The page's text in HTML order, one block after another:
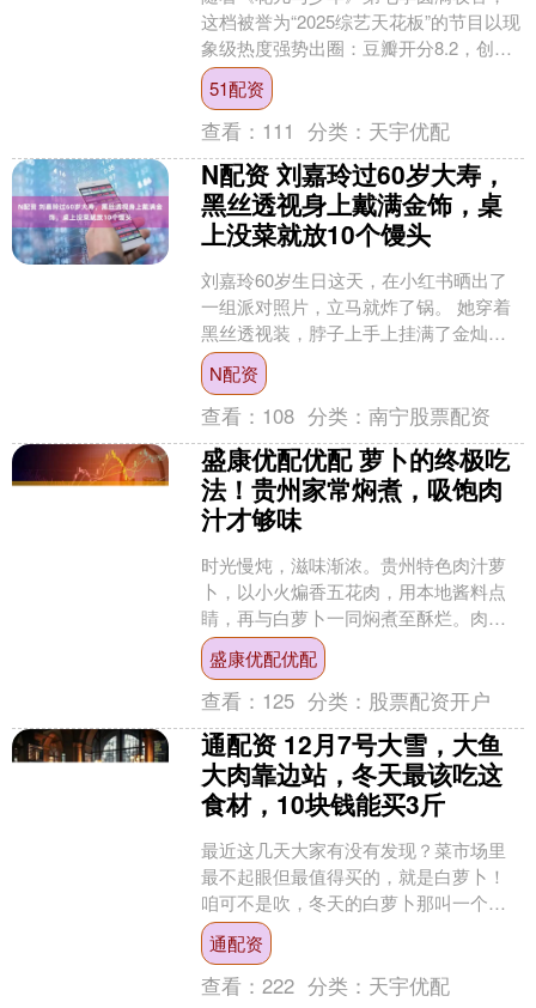
这档被誉为“2025综艺天花板”的节目以现
象级热度强势出圈：豆瓣开分8.2，创花
少系列历史新高；微博主话题阅读量突
破5亿，全网....
51配资
查看： 111 分类： 天宇优配
N配资 刘嘉玲过60岁大寿，
黑丝透视身上戴满金饰，桌
上没菜就放10个馒头
刘嘉玲60岁生日这天，在小红书晒出了
一组派对照片，立马就炸了锅。 她穿着
黑丝透视装，脖子上手上挂满了金灿灿
的首饰，整个人看着贵气逼人。 结果大
家点开图片一看，餐....
N配资
查看： 108 分类：南宁股票配资
盛康优配优配 萝卜的终极吃
法！贵州家常焖煮，吸饱肉
汁才够味
时光慢炖，滋味渐浓。贵州特色肉汁萝
卜，以小火煸香五花肉，用本地酱料点
睛，再与白萝卜一同焖煮至酥烂。肉脂
的香、酱料的醇、萝卜的甜，在咕嘟声
中慢慢融合，最终酿成一碗....
盛康优配优配
查看： 125 分类： 股票配资开户
通配资 12月7号大雪，大鱼
大肉靠边站，冬天最该吃这
食材，10块钱能买3斤
最近这几天大家有没有发现？菜市场里
最不起眼但最值得买的，就是白萝卜！
咱可不是吹，冬天的白萝卜那叫一个
鲜，水分足到咬一口嘎嘣脆，清甜爽
口，完全没有生涩味。不像夏天....
通配资
查看：222 分类： 天宇优配